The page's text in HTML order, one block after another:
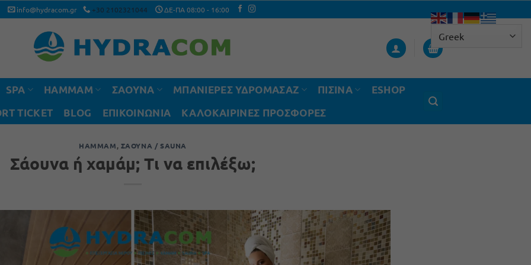
info@hydracom.gr +30 2102321044 ΔΕ-ΠΑ 08:00 - 16:00
SPA HAMMAM ΣΑΟΥΝΑ ΜΠΑΝΙΕΡΕΣ ΥΔΡΟΜΑΣΑΖ ΠΙΣΙΝΑ
ESHOP
TICKET BLOG ΕΠΙΚΟΙΝΩΝΙΑ ΚΑΛΟΚΑΙΡΙΝΈΣ ΠΡΟΣΦΟΡΈΣ
HAMMAM, ΣΆΟΥΝΑ / SAUNA
Σάουνα ή χαμάμ; Τι να επιλέξω;